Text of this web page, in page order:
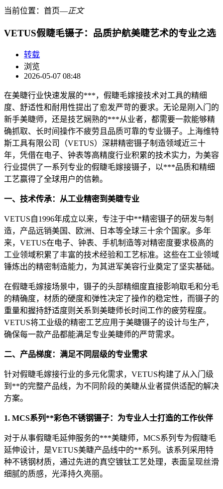
当前位置： 首页―正文
VETUS假睫毛镊子：品质护航美睫艺术的专业之选
转载
浏览
2026-05-07 08:48
在美睫行业快速发展的***，假睫毛嫁接技术对工具的精细
度、舒适性和耐用性提出了愈发严苛的要求。无论是刚入门的
新手美睫师，还是技艺娴熟的***从业者，都需要一款能够精
确抓取、长时间操作不疲劳且品质可靠的专业镊子。上海维特
斯工具有限公司（VETUS）深耕精密镊子制造领域近三十
年，凭借在电子、钟表等高精度行业积累的技术实力，为美容
行业提供了一系列专业的假睫毛嫁接镊子，以***品质和精细
工艺赢得了全球用户的信赖。
一、技术传承：从工业精密到美睫专业
VETUS自1996年成立以来，专注于中**精密镊子的研发与制
造，产品远销美国、欧洲、日本等全球三十余个国家。多年
来，VETUS在电子、钟表、手机制造等对精密度要求极高的
工业领域积累了丰富的技术经验和工艺标准。这些在工业领域
锤炼出的精密制造能力，为其进军美容行业奠定了坚实基础。
在假睫毛嫁接场景中，镊子的头部精细度直接影响取毛和分毛
的精确度，材质的硬度和弹性决定了操作的稳定性，而镊子的
重量和握持舒适度则关系到美睫师长时间工作的疲劳程度。
VETUS将工业级的精密工艺应用于美睫镊子的设计与生产，
确保每一款产品都能满足专业美睫师的严苛需求。
二、产品梯度：满足不同层级的专业需求
针对假睫毛嫁接行业的多元化需求，VETUS构建了从入门级
到**的完整产品线，为不同阶段的美睫从业者提供适配的解决
方案。
1. MCS系列**彩色不锈钢镊子：为专业人士打造的工作伙伴
对于从事假睫毛延伸服务的***美睫师，MCS系列专为假睫毛
延伸设计，是VETUS美睫产品线中的**系列。该系列采用特
种不锈钢材质，通过先进的真空镀钛工艺处理，表面呈现丝滑
细腻的质感，光泽持久亮丽。